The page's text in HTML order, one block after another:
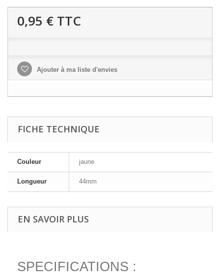
0,95 € TTC
Ajouter à ma liste d'envies
FICHE TECHNIQUE
Couleur jaune
Longueur 44mm
EN SAVOIR PLUS
SPECIFICATIONS :